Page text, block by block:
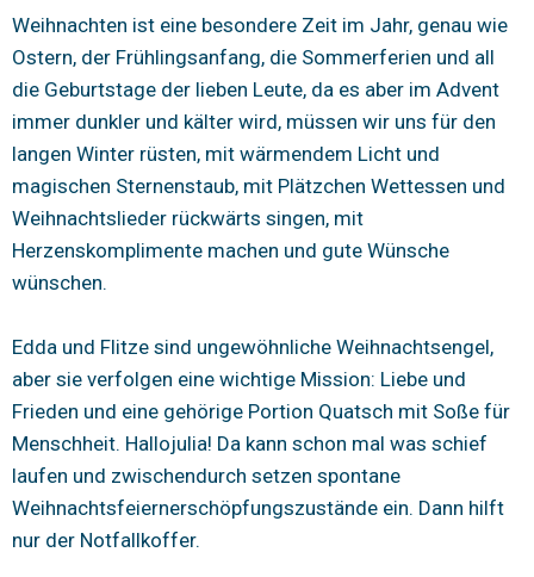
Weihnachten ist eine besondere Zeit im Jahr, genau wie
Ostern, der Frühlingsanfang, die Sommerferien und all
die Geburtstage der lieben Leute, da es aber im Advent
immer dunkler und kälter wird, müssen wir uns für den
langen Winter rüsten, mit wärmendem Licht und
magischen Sternenstaub, mit Plätzchen Wettessen und
Weihnachtslieder rückwärts singen, mit
Herzenskomplimente machen und gute Wünsche
wünschen.
Edda und Flitze sind ungewöhnliche Weihnachtsengel,
aber sie verfolgen eine wichtige Mission: Liebe und
Frieden und eine gehörige Portion Quatsch mit Soße für
Menschheit. Hallojulia! Da kann schon mal was schief
laufen und zwischendurch setzen spontane
Weihnachtsfeiernerschöpfungszustände ein. Dann hilft
nur der Notfallkoffer.